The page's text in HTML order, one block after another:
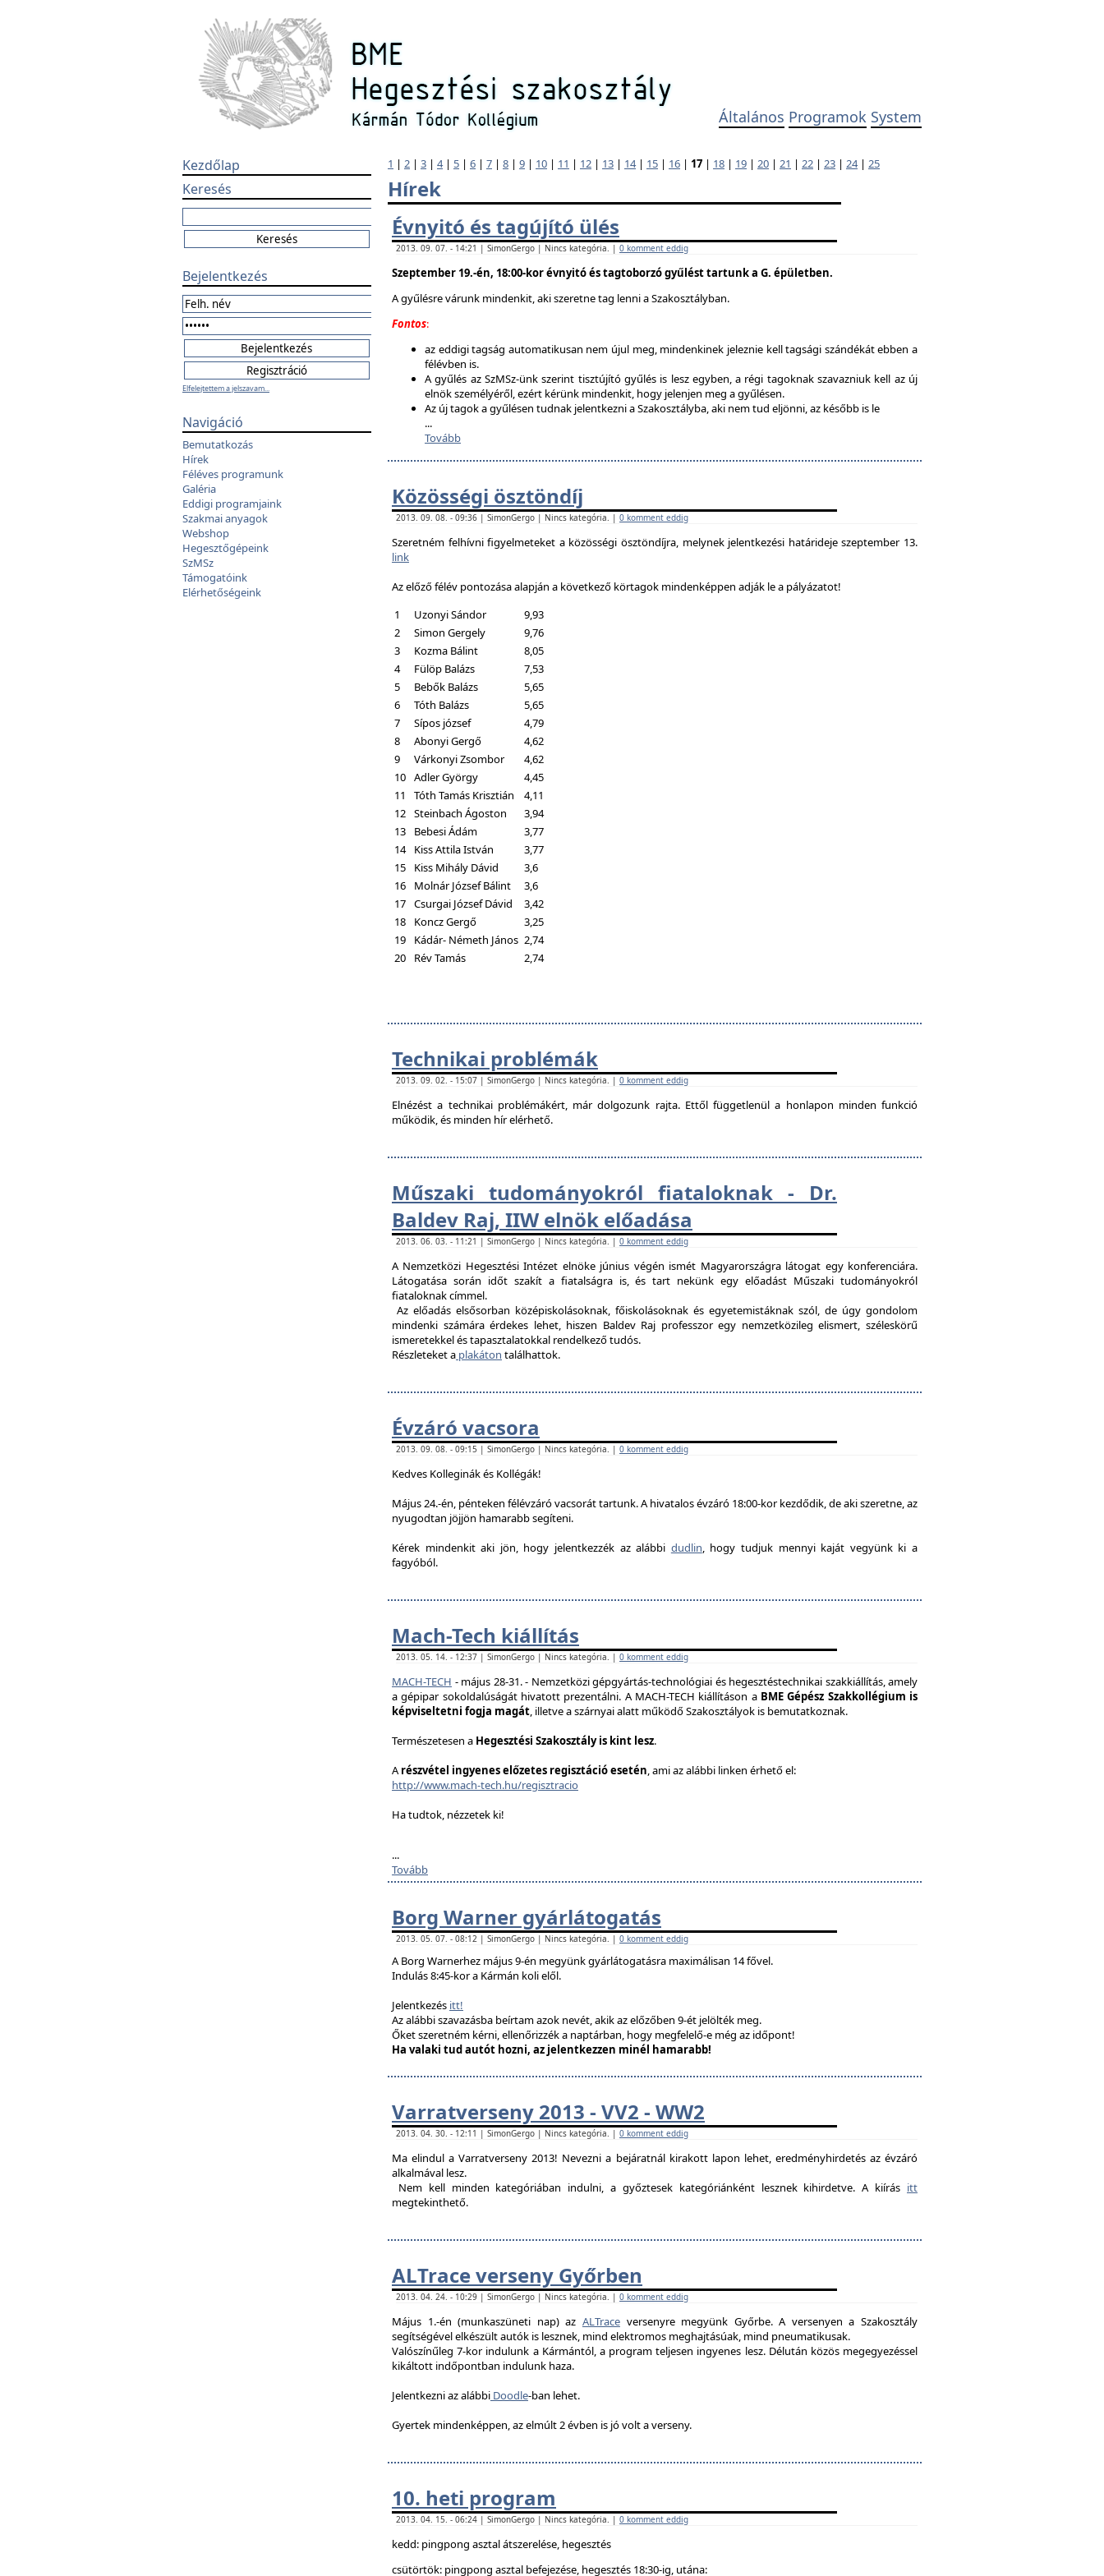
Általános Programok System
Kezdőlap
Keresés
Bejelentkezés
Elfelejtettem a jelszavam...
Navigáció
Bemutatkozás
Hírek
Féléves programunk
Galéria
Eddigi programjaink
Szakmai anyagok
Webshop
Hegesztőgépeink
SzMSz
Támogatóink
Elérhetőségeink
1 | 2 | 3 | 4| 5 | 6 | 7 | 8 | 9 | 10 | 11 | 12 | 13 | 14| 15 | 16 | 17 | 18 | 19 | 20 | 21 | 22 | 23 | 24| 25
Hírek
Évnyitó és tagújító ülés
2013. 09. 07. - 14:21 | SimonGergo | Nincs kategória. | 0 komment eddig
Szeptember 19.-én, 18:00-kor évnyitó és tagtoborzó gyűlést tartunk a G. épületben.
A gyűlésre várunk mindenkit, aki szeretne tag lenni a Szakosztályban.
Fontos:
az eddigi tagság automatikusan nem újul meg, mindenkinek jeleznie kell tagsági szándékát ebben a
félévben is.
A gyűlés az SzMSz-ünk szerint tisztújító gyűlés is lesz egyben, a régi tagoknak szavazniuk kell az új
elnök személyéről, ezért kérünk mindenkit, hogy jelenjen meg a gyűlésen.
Az új tagok a gyűlésen tudnak jelentkezni a Szakosztályba, aki nem tud eljönni, az később is le
...
Tovább
Közösségi ösztöndíj
2013. 09. 08. - 09:36 | SimonGergo | Nincs kategória. | 0 komment eddig
Szeretném felhívni figyelmeteket a közösségi ösztöndíjra, melynek jelentkezési határideje szeptember 13.
link
Az előző félév pontozása alapján a következő körtagok mindenképpen adják le a pályázatot!
1
Uzonyi Sándor
9,93
2
Simon Gergely
9,76
3
Kozma Bálint
8,05
4
Fülöp Balázs
7,53
5
Bebők Balázs
5,65
6
Tóth Balázs
5,65
7
Sípos józsef
4,79
8
Abonyi Gergő
4,62
9
Várkonyi Zsombor
4,62
10 Adler György
4,45
11
Tóth Tamás Krisztián
4,11
12 Steinbach Ágoston
3,94
13
Bebesi Ádám
3,77
14 Kiss Attila István
3,77
15
Kiss Mihály Dávid
3,6
16
Molnár József Bálint
3,6
17 Csurgai József Dávid
3,42
18
Koncz Gergő
3,25
19
Kádár- Németh János 2,74
20
Rév Tamás 2,74
Technikai problémák
2013. 09. 02. - 15:07 | SimonGergo | Nincs kategória. | 0 komment eddig
Elnézést a technikai problémákért, már dolgozunk rajta. Ettől függetlenül a honlapon minden funkció
működik, és minden hír elérhető.
Műszaki tudományokról fiataloknak - Dr.
Baldev Raj, IIW elnök előadása
2013. 06. 03. - 11:21 | SimonGergo | Nincs kategória. | 0 komment eddig
A Nemzetközi Hegesztési Intézet elnöke június végén ismét Magyarországra látogat egy konferenciára.
Látogatása során időt szakít a fiatalságra is, és tart nekünk egy előadást Műszaki tudományokról
fiataloknak címmel.
Az előadás elsősorban középiskolásoknak, főiskolásoknak és egyetemistáknak szól, de úgy gondolom
mindenki számára érdekes lehet, hiszen Baldev Raj professzor egy nemzetközileg elismert, széleskörű
ismeretekkel és tapasztalatokkal rendelkező tudós.
Részleteket a plakáton találhattok.
Évzáró vacsora
2013. 09. 08. - 09:15 | SimonGergo | Nincs kategória. | 0 komment eddig
Kedves Kolleginák és Kollégák!
Május 24.-én, pénteken félévzáró vacsorát tartunk. A hivatalos évzáró 18:00-kor kezdődik, de aki szeretne, az
nyugodtan jöjjön hamarabb segíteni.
Kérek mindenkit aki jön, hogy jelentkezzék az alábbi dudlin, hogy tudjuk mennyi kaját vegyünk ki a
fagyóból.
Mach-Tech kiállítás
2013. 05. 14. - 12:37 | SimonGergo | Nincs kategória. | 0 komment eddig
MACH-TECH - május 28-31.- Nemzetközi gépgyártás-technológiai és hegesztéstechnikai szakkiállítás, amely
a gépipar sokoldalúságát hivatott prezentálni. A MACH-TECH kiállításon a BME Gépész Szakkollégium is
képviseltetni fogja magát, illetve a szárnyai alatt működő Szakosztályok is bemutatkoznak.
Természetesen a Hegesztési Szakosztály is kint lesz.
Arészvétel ingyenes előzetes regisztáció esetén, ami az alábbi linken érhető el:
http://www.mach-tech.hu/regisztracio
Ha tudtok, nézzetek ki!
...
Tovább
Borg Warner gyárlátogatás
2013. 05. 07. - 08:12 | SimonGergo | Nincs kategória. | 0 komment eddig
A Borg Warnerhez május 9-én megyünk gyárlátogatásra maximálisan 14 fővel.
Indulás 8:45-kor a Kármán koli elől.
Jelentkezés itt!
Az alábbi szavazásba beírtam azok nevét, akik az előzőben 9-ét jelölték meg.
Őket szeretném kérni, ellenőrizzék a naptárban, hogy megfelelő-e még az időpont!
Ha valaki tud autót hozni, az jelentkezzen minél hamarabb!
Varratverseny 2013 - VV2 - WW2
2013. 04. 30. - 12:11 | SimonGergo | Nincs kategória. | 0 komment eddig
Ma elindul a Varratverseny 2013! Nevezni a bejáratnál kirakott lapon lehet, eredményhirdetés az évzáró
alkalmával lesz.
Nem kell minden kategóriában indulni, a győztesek kategóriánként lesznek kihirdetve. A kiírás itt
megtekinthető.
ALTrace verseny Győrben
2013. 04. 24. - 10:29 | SimonGergo | Nincs kategória. | 0 komment eddig
Május 1.-én (munkaszüneti nap) az ALTraceversenyre megyünk Győrbe. A versenyen a Szakosztály
segítségével elkészült autók is lesznek, mind elektromos meghajtásúak, mind pneumatikusak.
Valószínűleg 7-kor indulunk a Kármántól, a program teljesen ingyenes lesz.Délután közös megegyezéssel
kikáltott indőpontban indulunk haza.
Jelentkezni az alábbi Doodle-ban lehet.
Gyertek mindenképpen, az elmúlt 2 évben is jó volt a verseny.
10. heti program
2013. 04. 15. - 06:24 | SimonGergo | Nincs kategória. | 0 komment eddig
kedd: pingpong asztal átszerelése, hegesztés
csütörtök: pingpong asztal befejezése, hegesztés 18:30-ig, utána: